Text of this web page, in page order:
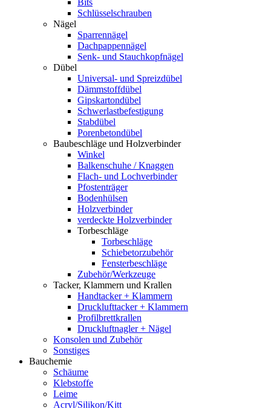
Bits
Schlüsselschrauben
Nägel
Sparrennägel
Dachpappennägel
Senk- und Stauchkopfnägel
Dübel
Universal- und Spreizdübel
Dämmstoffdübel
Gipskartondübel
Schwerlastbefestigung
Stabdübel
Porenbetondübel
Baubeschläge und Holzverbinder
Winkel
Balkenschuhe / Knaggen
Flach- und Lochverbinder
Pfostenträger
Bodenhülsen
Holzverbinder
verdeckte Holzverbinder
Torbeschläge
Torbeschläge
Schiebetorzubehör
Fensterbeschläge
Zubehör/Werkzeuge
Tacker, Klammern und Krallen
Handtacker + Klammern
Drucklufttacker + Klammern
Profilbrettkrallen
Druckluftnagler + Nägel
Konsolen und Zubehör
Sonstiges
Bauchemie
Schäume
Klebstoffe
Leime
Acryl/Silikon/Kitt